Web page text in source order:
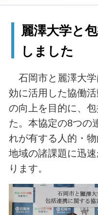
麗澤大学と
しました
石岡市と麗澤大学
効に活用した協働
の向上を目的に、
た。本協定の8つの
れが有する人的・
地域の諸課題に迅
ります。